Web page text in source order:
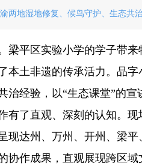
两地湿地修复、候鸟守护、生态共
梁平区实验小学的学子带
本土非遗的传承活力。品
经验，以“生态课堂”的
有了直观、深刻的认知。
达州、万州、开州、梁平
作成果，直观展现跨区域